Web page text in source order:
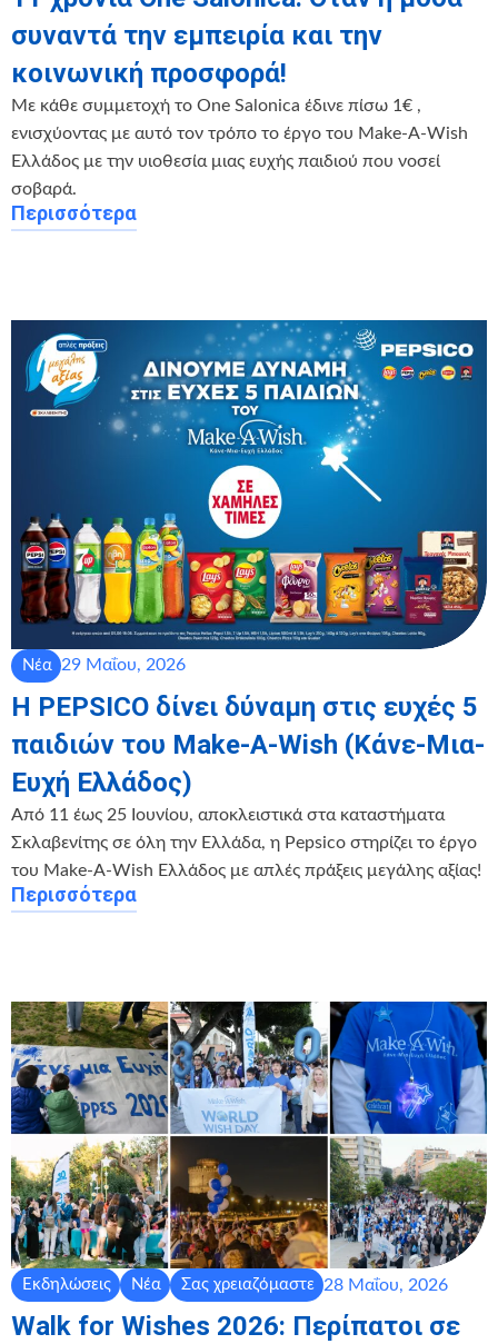
συναντά την εμπειρία και την
κοινωνική προσφορά!
Με κάθε συμμετοχή το One Salonica έδινε πίσω 1€ ,
ενισχύοντας με αυτό τον τρόπο το έργο του Make-A-Wish
Ελλάδος με την υιοθεσία μιας ευχής παιδιού που νοσεί
σοβαρά.
Περισσότερα
Νέα 29 Μαΐου, 2026
Η PEPSICO δίνει δύναμη στις ευχές 5
παιδιών του Make-A-Wish (Κάνε-Μια-
Ευχή Ελλάδος)
Από 11 έως 25 Ιουνίου, αποκλειστικά στα καταστήματα
Σκλαβενίτης σε όλη την Ελλάδα, η Pepsico στηρίζει το έργο
του Make-A-Wish Ελλάδος με απλές πράξεις μεγάλης αξίας!
Περισσότερα
Εκδηλώσεις Νέα Σας χρειαζόμαστε 28 Μαΐου, 2026
Walk for Wishes 2026: Περίπατοι σε